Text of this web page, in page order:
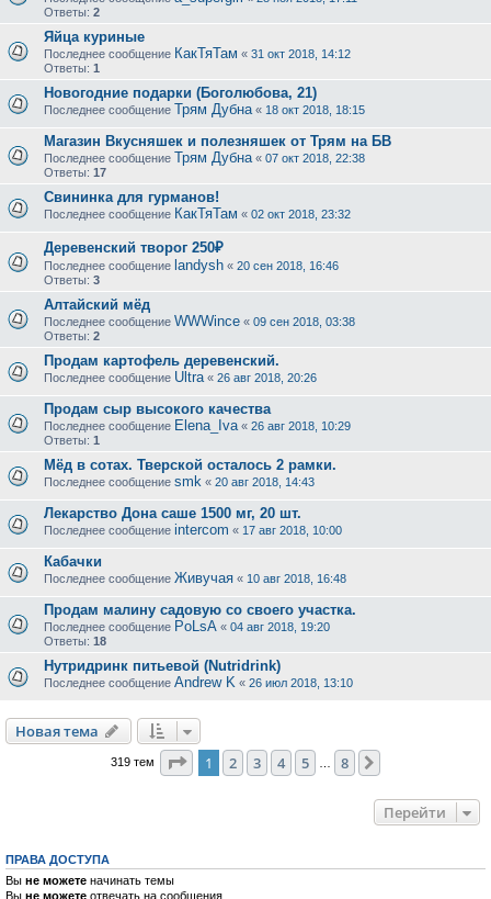
Ответы: 2
Яйца куриные
Последнее сообщение КакТяТам « 31 окт 2018, 14:12
Ответы: 1
Новогодние подарки (Боголюбова, 21)
Последнее сообщение Трям Дубна « 18 окт 2018, 18:15
Магазин Вкусняшек и полезняшек от Трям на БВ
Последнее сообщение Трям Дубна « 07 окт 2018, 22:38
Ответы: 17
Свининка для гурманов!
Последнее сообщение КакТяТам « 02 окт 2018, 23:32
Деревенский творог 250₽
Последнее сообщение landysh « 20 сен 2018, 16:46
Ответы: 3
Алтайский мёд
Последнее сообщение WWWince « 09 сен 2018, 03:38
Ответы: 2
Продам картофель деревенский.
Последнее сообщение Ultra « 26 авг 2018, 20:26
Продам сыр высокого качества
Последнее сообщение Elena_Iva « 26 авг 2018, 10:29
Ответы: 1
Мёд в сотах. Тверской осталось 2 рамки.
Последнее сообщение smk « 20 авг 2018, 14:43
Лекарство Дона саше 1500 мг, 20 шт.
Последнее сообщение intercom « 17 авг 2018, 10:00
Кабачки
Последнее сообщение Живучая « 10 авг 2018, 16:48
Продам малину садовую со своего участка.
Последнее сообщение PoLsA « 04 авг 2018, 19:20
Ответы: 18
Нутридринк питьевой (Nutridrink)
Последнее сообщение Andrew K « 26 июл 2018, 13:10
Новая тема
319 тем Страница из
1 2 3 4 5 8
Перейти
ПРАВА ДОСТУПА
Вы не можете начинать темы
Вы не можете отвечать на сообщения